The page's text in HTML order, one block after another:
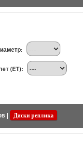
(ET):
Диски реплика